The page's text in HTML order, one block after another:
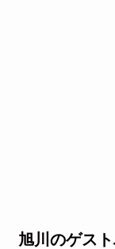
旭川のゲス